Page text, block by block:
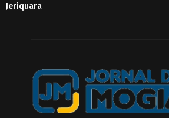
Jeriquara